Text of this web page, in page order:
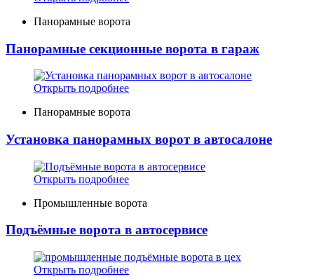
Панорамные ворота
Панорамные секционные ворота в гараж
Открыть подробнее
Панорамные ворота
Установка панорамных ворот в автосалоне
Открыть подробнее
Промышленные ворота
Подъёмные ворота в автосервисе
Открыть подробнее